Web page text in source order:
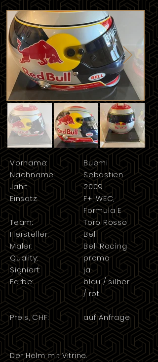
Vorname:
Nachname:
Jahr:
Einsatz:
Team:
Hersteller:
Maler:
Quality:
Signiert:
Farbe:
Preis, CHF:
Buemi
Sebastien
2009
F+, WEC,
Formula E
Toro Rosso
Bell
Bell Racing
promo
ja
blau / silber
/ rot
auf Anfrage
Der Helm mit Vitrine.